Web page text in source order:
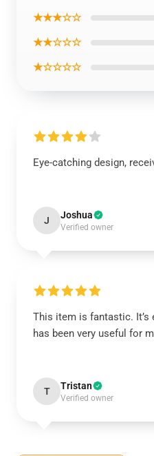
★★★☆☆
★★☆☆☆
★☆☆☆☆
Eye-catching design,
J Joshua
Verified owner
This item is fantastic. It’s
has been very useful for
T Tristan
Verified owner